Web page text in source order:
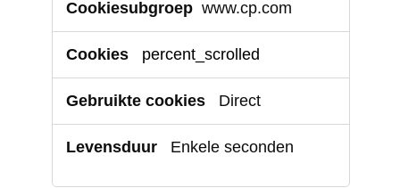
cookies
www.cp.com
percent_scrolled
Direct
Enkele seconden